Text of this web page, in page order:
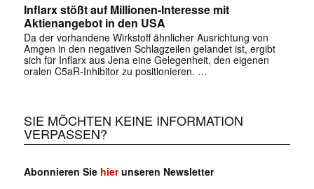
✕
Inflarx stößt auf Millionen-Interesse mit
Aktienangebot in den USA
Da der vorhandene Wirkstoff ähnlicher Ausrichtung von
Amgen in den negativen Schlagzeilen gelandet ist, ergibt
sich für Inflarx aus Jena eine Gelegenheit, den eigenen
oralen C5aR-Inhibitor zu positionieren. …
SIE MÖCHTEN KEINE INFORMATION
VERPASSEN?
Abonnieren Sie hierunseren Newsletter